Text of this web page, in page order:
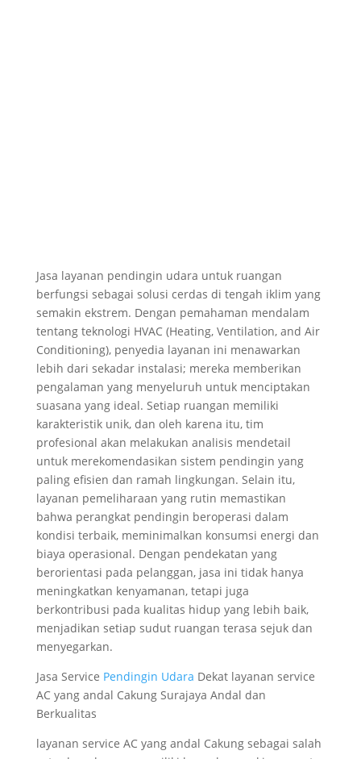
Jasa layanan pendingin udara untuk ruangan
berfungsi sebagai solusi cerdas di tengah iklim yang
semakin ekstrem. Dengan pemahaman mendalam
tentang teknologi HVAC (Heating, Ventilation, and Air
Conditioning), penyedia layanan ini menawarkan
lebih dari sekadar instalasi; mereka memberikan
pengalaman yang menyeluruh untuk menciptakan
suasana yang ideal. Setiap ruangan memiliki
karakteristik unik, dan oleh karena itu, tim
profesional akan melakukan analisis mendetail
untuk merekomendasikan sistem pendingin yang
paling efisien dan ramah lingkungan. Selain itu,
layanan pemeliharaan yang rutin memastikan
bahwa perangkat pendingin beroperasi dalam
kondisi terbaik, meminimalkan konsumsi energi dan
biaya operasional. Dengan pendekatan yang
berorientasi pada pelanggan, jasa ini tidak hanya
meningkatkan kenyamanan, tetapi juga
berkontribusi pada kualitas hidup yang lebih baik,
menjadikan setiap sudut ruangan terasa sejuk dan
menyegarkan.
Jasa Service Pendingin Udara Dekat layanan service
AC yang andal Cakung Surajaya Andal dan
Berkualitas
layanan service AC yang andal Cakung sebagai salah